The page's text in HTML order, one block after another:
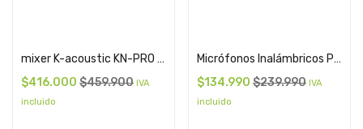
mixer K-acoustic KN-PRO 8 USB, BT, FX
$416.000 $459.900 IVA
incluido
Micrófonos Inalámbricos Profesionales SKP UHF 600 Pro
$134.990 $239.990 IVA
incluido